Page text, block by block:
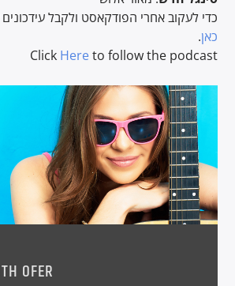
כדי לעקוב אחרי הפודקאסט ולקבל
כאן.
Click Hereto follow the podcast
OFER